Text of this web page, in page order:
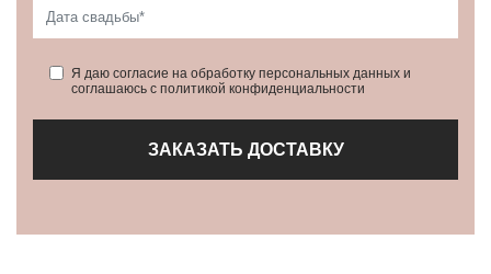
Я даю согласие на обработку персональных данных и
соглашаюсь с политикой конфиденциальности
ЗАКАЗАТЬ ДОСТАВКУ